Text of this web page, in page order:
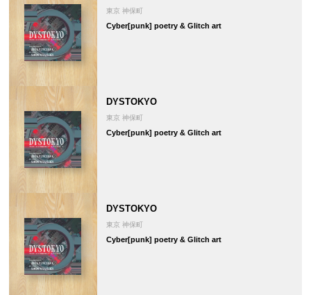
東京 神保町
Cyber[punk] poetry & Glitch art
DYSTOKYO
東京 神保町
Cyber[punk] poetry & Glitch art
DYSTOKYO
東京 神保町
Cyber[punk] poetry & Glitch art